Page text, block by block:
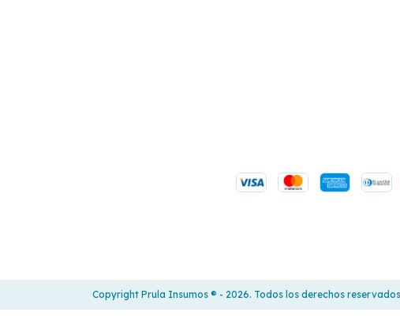
Copyright Prula Insumos ®️ - 2026. Todos los derechos